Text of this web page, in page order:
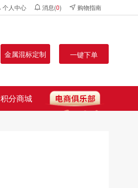
个人中心 消息(0) 购物指南
金属混标定制 一键下单
积分商城